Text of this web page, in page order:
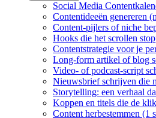
Social Media
Contentideeën genereren
Content-pijlers of niche
Hooks die het scrollen
Contentstrategie voor je
Long-form artikel of blog
Video- of podcast-script
Nieuwsbrief schrijven die
Storytelling: een verhaal
Koppen en titels die de
Content herbestemmen